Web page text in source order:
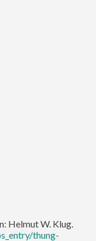
Helmut W. Klug.
thung-